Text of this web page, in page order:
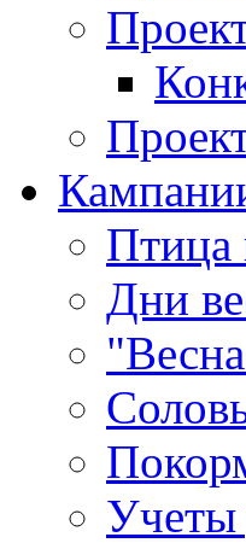
Птица
Дни
Учеты